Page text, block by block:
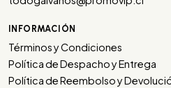
INFORMACIÓN
Términos y Condiciones
Política de Despacho y Entrega
Política de Reembolso y